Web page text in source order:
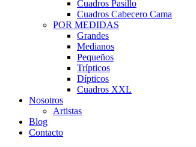
Cuadros Pasillo
Cuadros Cabecero Cama
POR MEDIDAS
Grandes
Medianos
Pequeños
Trípticos
Dípticos
Cuadros XXL
Nosotros
Artistas
Blog
Contacto